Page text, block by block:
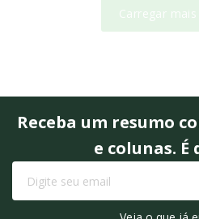
Carregar
Receba um resumo
e colunas. É